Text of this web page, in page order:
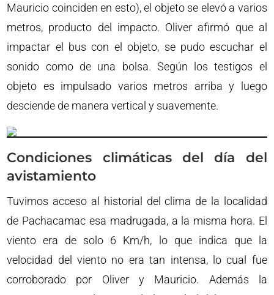
Mauricio coinciden en esto), el objeto se elevó a varios
metros, producto del impacto. Oliver afirmó que al
impactar el bus con el objeto, se pudo escuchar el
sonido como de una bolsa. Según los testigos el
objeto es impulsado varios metros arriba y luego
desciende de manera vertical y suavemente.
Condiciones climáticas del día del
avistamiento
Tuvimos acceso al historial del clima de la localidad
de Pachacamac esa madrugada, a la misma hora. El
viento era de solo 6 Km/h, lo que indica que la
velocidad del viento no era tan intensa, lo cual fue
corroborado por Oliver y Mauricio. Además la